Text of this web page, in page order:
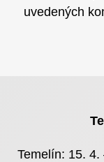
uvedených
Temelín: 15.